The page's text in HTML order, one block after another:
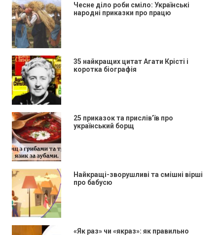
Чесне діло роби сміло: Українські
народні приказки про працю
35 найкращих цитат Агати Крісті і
коротка біографія
25 приказок та прислів’їв про
український борщ
Найкращі-зворушливі та смішні вірші
про бабусю
«Як раз» чи «якраз»: як правильно